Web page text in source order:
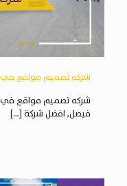
شركه تصميم مواقع
شركه تصميم مواقع
فيصل, افضل شركة[…]